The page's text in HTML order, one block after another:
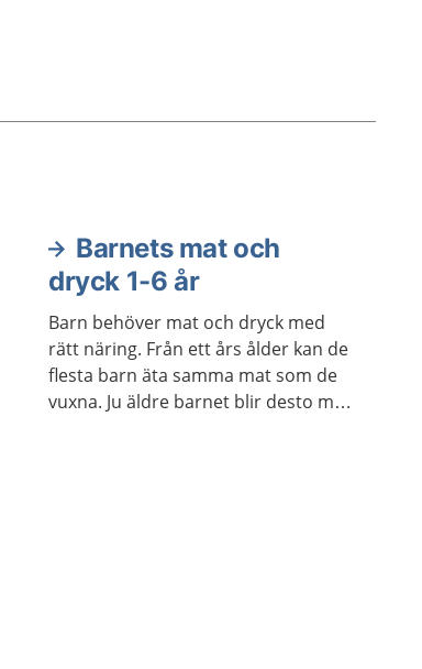
Barnets mat och
dryck 1-6 år
Barn behöver mat och dryck med
rätt näring. Från ett års ålder kan de
flesta barn äta samma mat som de
vuxna. Ju äldre barnet blir desto mer